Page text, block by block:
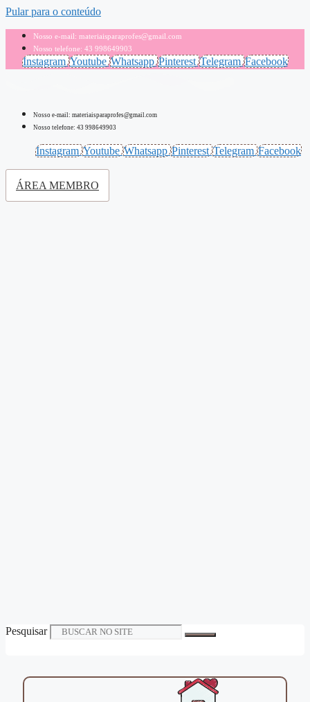
Pular para o conteúdo
Nosso e-mail: materiaisparaprofes@gmail.com
Nosso telefone: 43 998649903
Instagram Youtube Whatsapp Pinterest Telegram Facebook
Nosso e-mail: materiaisparaprofes@gmail.com
Nosso telefone: 43 998649903
Instagram Youtube Whatsapp Pinterest Telegram Facebook
ÁREA MEMBRO
Pesquisar